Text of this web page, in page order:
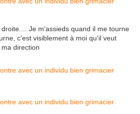
Je m'assieds quand il me tourne
c'est visiblement à moi qu'il veut
direction